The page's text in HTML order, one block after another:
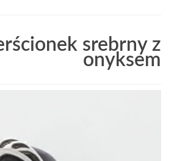
srebrny z
onyksem